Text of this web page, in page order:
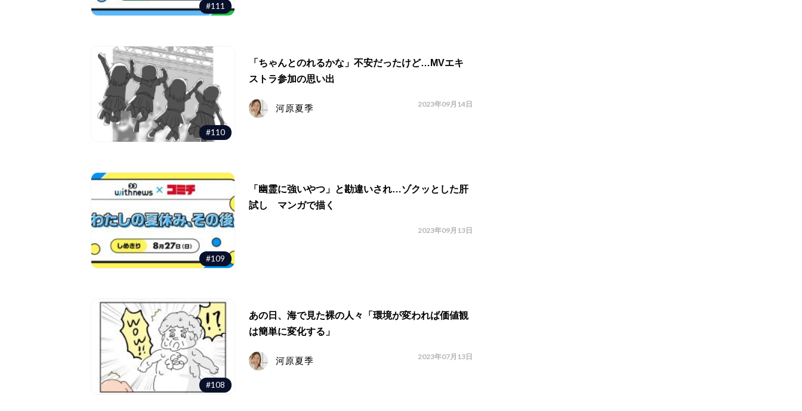
#111
#110
「ちゃんとのれるかな」不安だったけど…MVエキ
ストラ参加の思い出
河原夏季 2023年09月14日
#109
「幽霊に強いやつ」と勘違いされ…ゾクッとした肝
試し マンガで描く
2023年09月13日
#108
あの日、海で見た裸の人々「環境が変われば価値観
は簡単に変化する」
河原夏季 2023年07月13日